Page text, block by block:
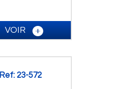
VOIR
Ref: 23-572